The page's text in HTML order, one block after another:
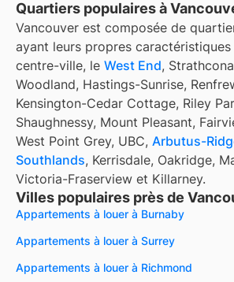
Quartiers populaires à
Vancouver est composée de
ayant leurs propres
centre-ville, le West End,
Woodland, Hastings-Sunrise,
Kensington-Cedar Cottage, Riley
Shaughnessy, Mount Pleasant,
West Point Grey, UBC, Arbutus-
Southlands, Kerrisdale, Oakridge,
Victoria-Fraserview et Killarney.
Villes populaires près de
Appartements à louer à Burnaby
Appartements à louer à Surrey
Appartements à louer à Richmond